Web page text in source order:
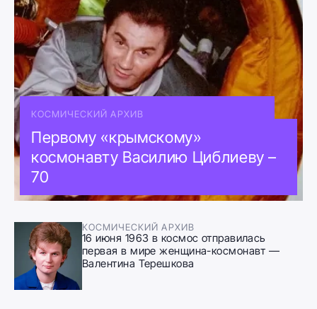
КОСМИЧЕСКИЙ АРХИВ
Первому «крымскому»
космонавту Василию Циблиеву –
70
КОСМИЧЕСКИЙ АРХИВ
16 июня 1963 в космос отправилась
первая в мире женщина-космонавт —
Валентина Терешкова